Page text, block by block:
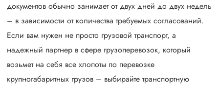
документов обычно занимает от двух дней до двух недель
– в зависимости от количества требуемых согласований.
Если вам нужен не просто грузовой транспорт, а
надежный партнер в сфере грузоперевозок, который
возьмет на себя все хлопоты по перевозке
крупногабаритных грузов – выбирайте транспортную